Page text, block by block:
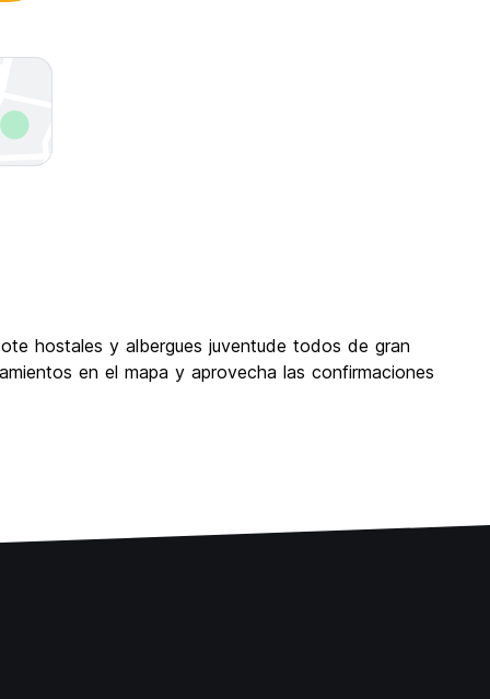
hostales y albergues juventude todos de gran
en el mapa y aprovecha las confirmaciones